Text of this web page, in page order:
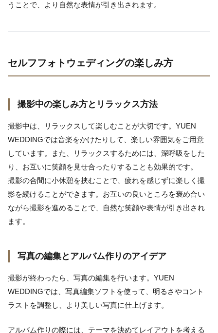
うことで、より自然な表情が引き出されます。
セルフフォトウェディングの楽しみ方
撮影中の楽しみ方とリラックス方法
撮影中は、リラックスして楽しむことが大切です。YUEN
WEDDINGでは音楽をかけたりして、楽しい雰囲気をご用意
しています。また、リラックスするためには、深呼吸をした
り、お互いに笑顔を見せ合ったりすることも効果的です。
撮影の合間に小休憩を挟むことで、疲れを感じずに楽しく撮
影を続けることができます。お互いの良いところを褒め合い
ながら撮影を進めることで、自然な笑顔や表情が引き出され
ます。
写真の編集とアルバム作りのアイデア
撮影が終わったら、写真の編集を行います。YUEN
WEDDINGでは、写真編集ソフトを使って、明るさやコント
ラストを調整し、より美しい写真に仕上げます。
アルバム作りの際には、テーマを決めてレイアウトを考える